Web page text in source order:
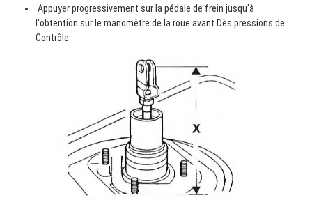
Appuyer progressivement sur la pédale de frein jusqu'à
l'obtention sur le manomêtre de la roue avant Dès pressions de
Contrôle